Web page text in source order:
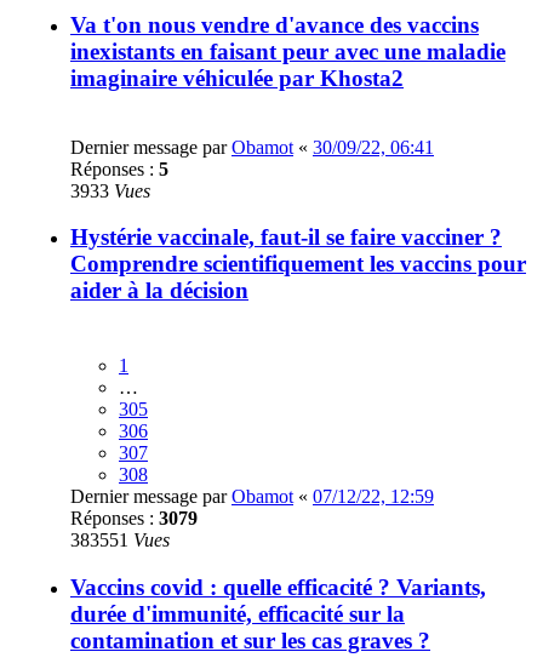
Va t'on nous vendre d'avance des vaccins
inexistants en faisant peur avec une maladie
imaginaire véhiculée par Khosta2
Dernier message parObamot « 30/09/22, 06:41
Réponses : 5
3933 Vues
Hystérie vaccinale, faut-il se faire vacciner ?
Comprendre scientifiquement les vaccins pour
aider à la décision
1
…
305
306
307
308
Dernier message parObamot « 07/12/22, 12:59
Réponses : 3079
383551 Vues
Vaccins covid : quelle efficacité ? Variants,
durée d'immunité, efficacité sur la
contamination et sur les cas graves ?